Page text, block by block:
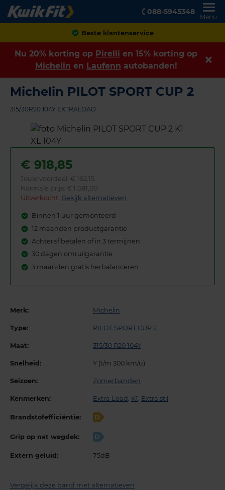
088-5945348
Menu
Achteraf betalen
Nu 20% korting op Pirelli en 15% korting op
Michelin en Laufenn autobanden!
Michelin PILOT SPORT CUP 2
315/30R20 104Y EXTRALOAD
€ 918,85
Jouw voordeel: € 162,15
Normale prijs: € 1.081,00
Uitverkocht: Bekijk alternatieven
Binnen 1 uur gemonteerd
12 maanden productgarantie
Achteraf betalen of in 3 termijnen
30 dagen omruilgarantie
3 maanden gratis herbalanceren
Merk: Michelin
Type: PILOT SPORT CUP 2
Maat: 315/30 R20 104Y
Snelheid: Y (t/m 300 km/u)
Seizoen: Zomerbanden
Kenmerken: Extra Load , K1 , Extra stil
Brandstofefficiëntie: D
Grip op nat wegdek: D
Extern geluid: 75dB
Vergelijk deze band met alternatieven